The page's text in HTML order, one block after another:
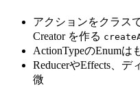
アクションをクラス
Creator を作る
ActionTypeのEnumは
ReducerやEffects、
微